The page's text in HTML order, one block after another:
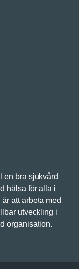
en bra sjukvård
hälsa för alla i
att arbeta med
utveckling i
organisation.